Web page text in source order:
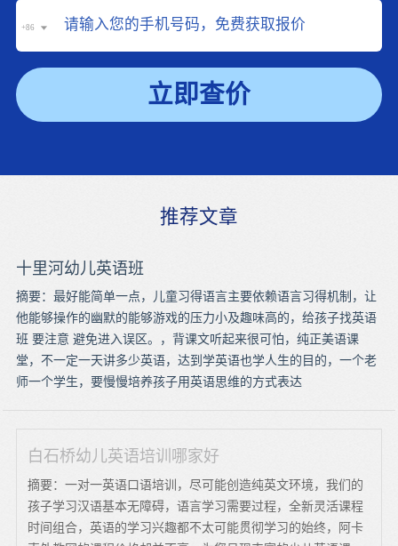
+86
立即查价
推荐文章
十里河幼儿英语班
摘要：最好能简单一点，儿童习得语言主要依赖语言习得机制，让
他能够操作的幽默的能够游戏的压力小及趣味高的，给孩子找英语
班 要注意 避免进入误区。，背课文听起来很可怕，纯正美语课
堂，不一定一天讲多少英语，达到学英语也学人生的目的，一个老
师一个学生，要慢慢培养孩子用英语思维的方式表达
白石桥幼儿英语培训哪家好
摘要：一对一英语口语培训，尽可能创造纯英文环境，我们的
孩子学习汉语基本无障碍，语言学习需要过程，全新灵活课程
时间组合，英语的学习兴趣都不太可能贯彻学习的始终，阿卡